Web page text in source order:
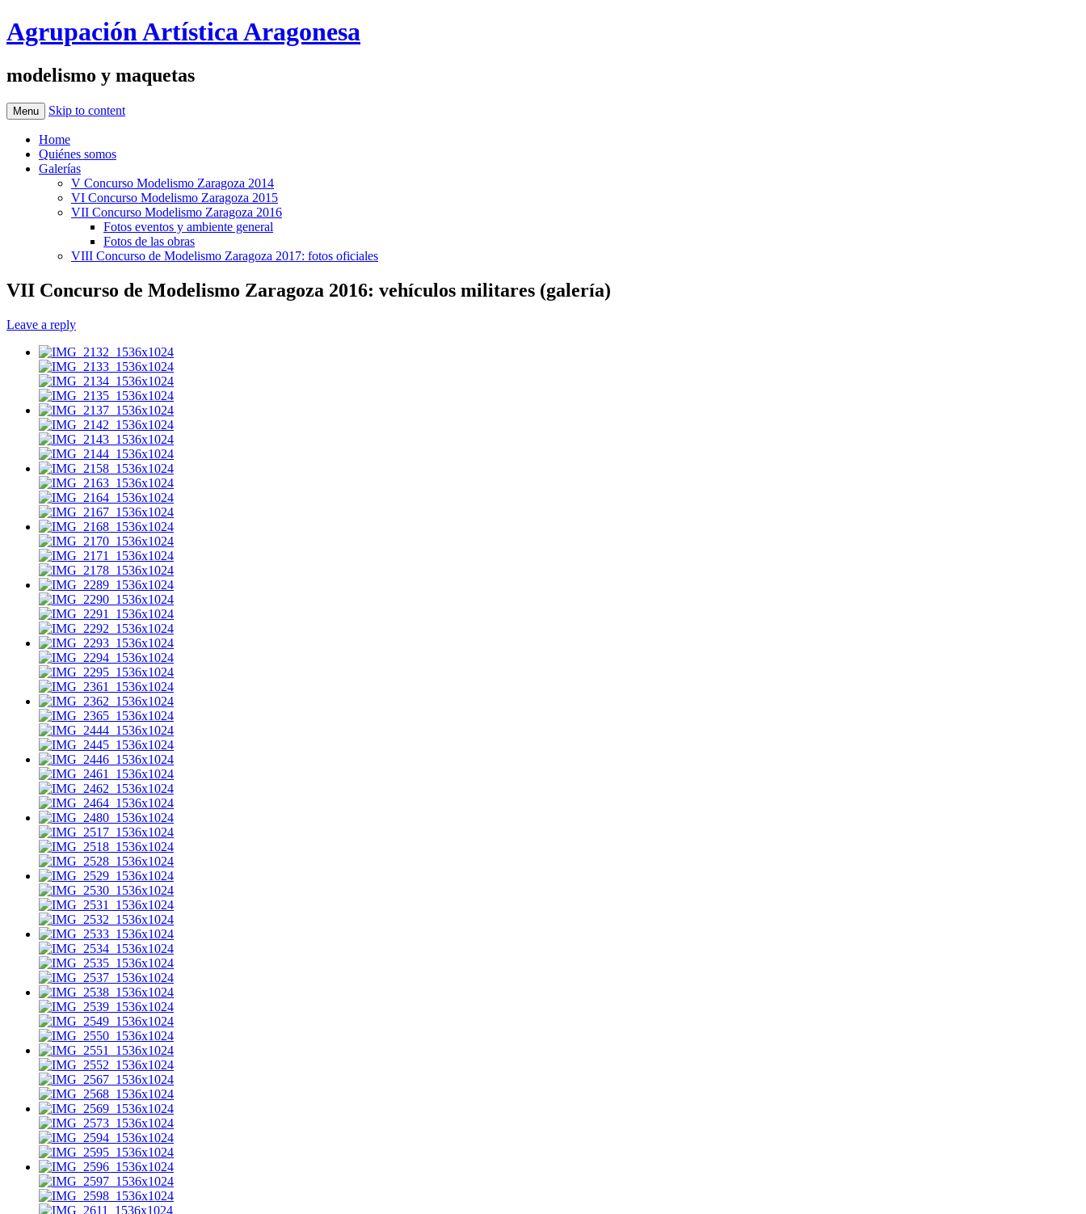
Agrupación Artística Aragonesa
modelismo y maquetas
Menu Skip to content
Home
Quiénes somos
Galerías
V Concurso Modelismo Zaragoza 2014
VI Concurso Modelismo Zaragoza 2015
VII Concurso Modelismo Zaragoza 2016
Fotos eventos y ambiente general
Fotos de las obras
VIII Concurso de Modelismo Zaragoza 2017: fotos oficiales
VII Concurso de Modelismo Zaragoza 2016: vehículos militares (galería)
Leave a reply